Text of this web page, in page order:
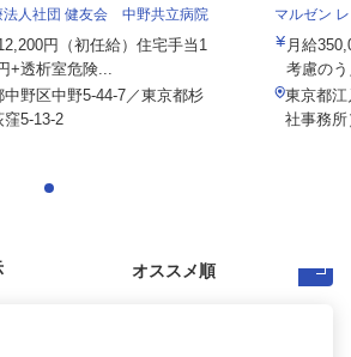
法人社団 健友会 中野共立病院
円（初任給）住宅手当1
+透析室危険...
中野区中野5-44-7／東京都杉
窪5-13-2
マルゼン
月給
考慮の
東京都江
社事務